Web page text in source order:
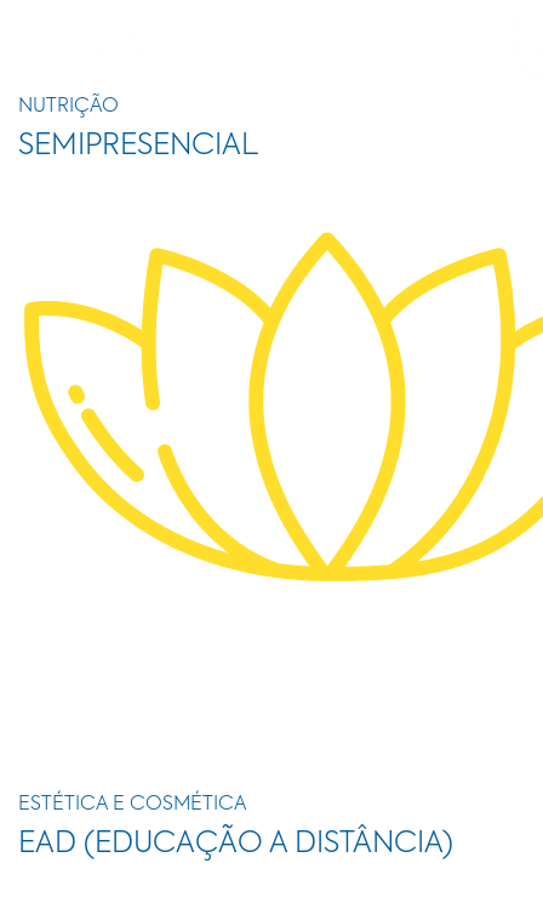
NUTRIÇÃO
SEMIPRESENCIAL
ESTÉTICA E COSMÉTICA
EAD (EDUCAÇÃO A DISTÂNCIA)